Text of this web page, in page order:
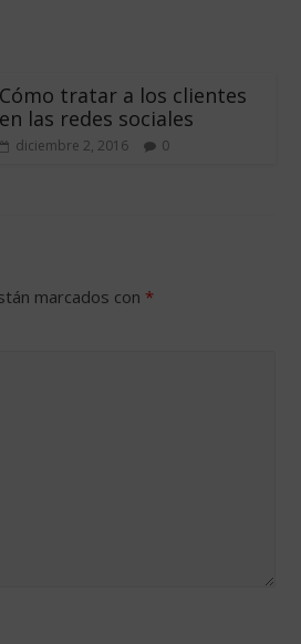
Cómo tratar a los clientes
en las redes sociales
diciembre 2, 2016 0
marcados con *